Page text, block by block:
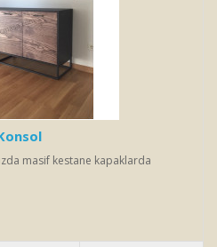
masif kestane kapaklarda